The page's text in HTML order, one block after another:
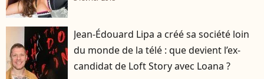
Jean-Édouard Lipa a créé sa société loin
du monde de la télé : que devient l’ex-
candidat de Loft Story avec Loana ?